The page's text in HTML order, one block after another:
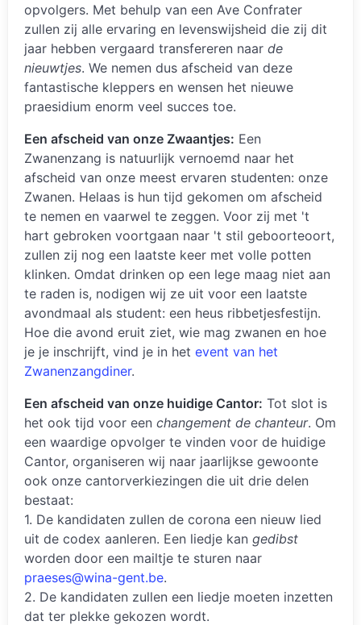
opvolgers. Met behulp van een Ave Confrater
zullen zij alle ervaring en levenswijsheid die zij dit
jaar hebben vergaard transfereren naar de
nieuwtjes. We nemen dus afscheid van deze
fantastische kleppers en wensen het nieuwe
praesidium enorm veel succes toe.
Een afscheid van onze Zwaantjes: Een
Zwanenzang is natuurlijk vernoemd naar het
afscheid van onze meest ervaren studenten: onze
Zwanen. Helaas is hun tijd gekomen om afscheid
te nemen en vaarwel te zeggen. Voor zij met 't
hart gebroken voortgaan naar 't stil geboorteoort,
zullen zij nog een laatste keer met volle potten
klinken. Omdat drinken op een lege maag niet aan
te raden is, nodigen wij ze uit voor een laatste
avondmaal als student: een heus ribbetjesfestijn.
Hoe die avond eruit ziet, wie mag zwanen en hoe
je je inschrijft, vind je in het event van het
Zwanenzangdiner.
Een afscheid van onze huidige Cantor: Tot slot is
het ook tijd voor een changement de chanteur. Om
een waardige opvolger te vinden voor de huidige
Cantor, organiseren wij naar jaarlijkse gewoonte
ook onze cantorverkiezingen die uit drie delen
bestaat:
1. De kandidaten zullen de corona een nieuw lied
uit de codex aanleren. Een liedje kan gedibst
worden door een mailtje te sturen naar
praeses@wina-gent.be.
2. De kandidaten zullen een liedje moeten inzetten
dat ter plekke gekozen wordt.